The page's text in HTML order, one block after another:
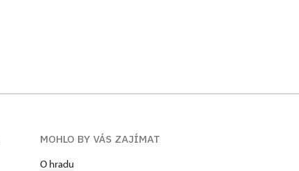
MOHLO BY VÁS ZAJÍMAT
O hradu